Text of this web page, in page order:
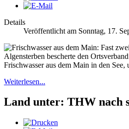
Details
Veröffentlicht am Sonntag, 17.
Algensterben bescherte den
Frischwasser aus dem Main in den See,
Weiterlesen...
Land unter: THW nach